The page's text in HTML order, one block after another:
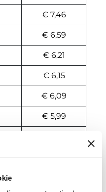
€ 7,46
€ 6,59
€ 6,21
€ 6,15
€ 6,09
€ 5,99
€ 5,75